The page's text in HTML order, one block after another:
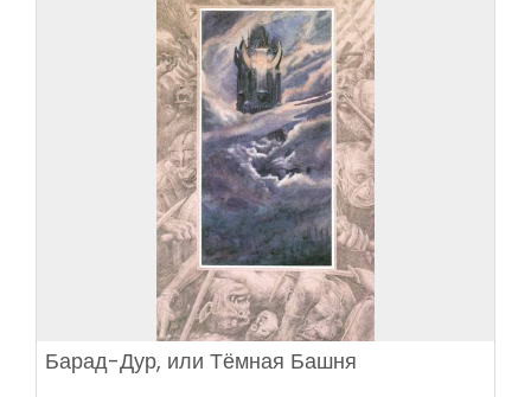
Барад-Дур, или Тёмная Башня